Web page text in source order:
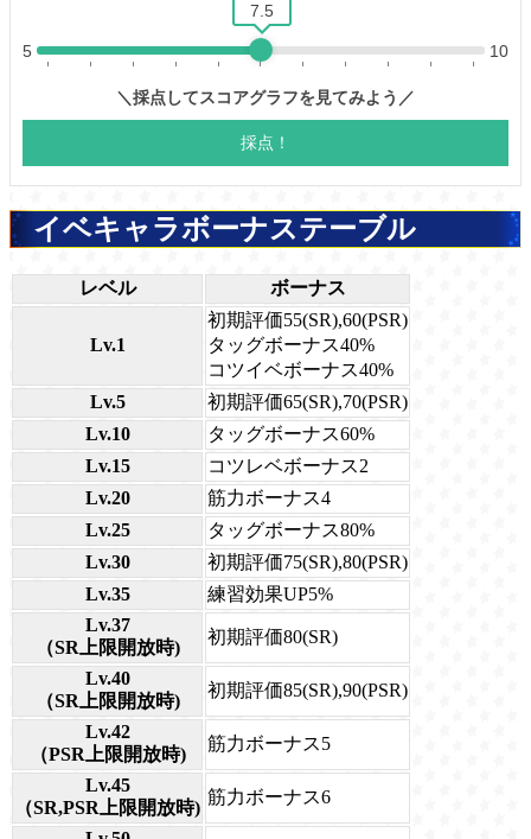
イベキャラボーナステーブル
レベル ボーナス
Lv.1
初期評価55(SR),60(PSR)
タッグボーナス40%
コツイベボーナス40%
Lv.5
初期評価65(SR),70(PSR)
Lv.10
タッグボーナス60%
Lv.15
コツレベボーナス2
Lv.20
筋力ボーナス4
Lv.25
タッグボーナス80%
Lv.30
初期評価75(SR),80(PSR)
Lv.35
練習効果UP5%
Lv.37
（SR上限開放時)
初期評価80(SR)
Lv.40
（SR上限開放時)
初期評価85(SR),90(PSR)
Lv.42
（PSR上限開放時)
筋力ボーナス5
Lv.45
（SR,PSR上限開放時)
筋力ボーナス6